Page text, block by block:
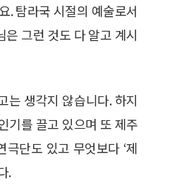
. 탐라국 시절의 예술로서
그런 것도 다 알고 계시
는 생각지 않습니다. 하지
기를 끌고 있으며 또 제주
단도 있고 무엇보다 ‘제
.